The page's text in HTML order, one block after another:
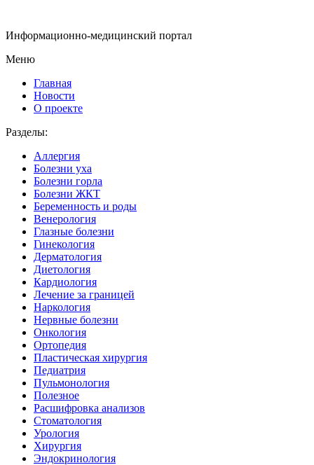
Информационно-медицинский портал
Меню
Главная
Новости
О проекте
Разделы:
Аллергия
Болезни уха
Болезни горла
Болезни ЖКТ
Беременность и роды
Венерология
Глазные болезни
Гинекология
Дерматология
Диетология
Кардиология
Лечение за границей
Наркология
Нервные болезни
Онкология
Ортопедия
Пластическая хирургия
Педиатрия
Пульмонология
Полезное
Расшифровка анализов
Стоматология
Урология
Хирургия
Эндокринология